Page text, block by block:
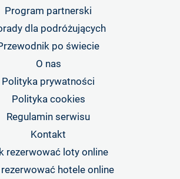
Program partnerski
dla podróżujących
po świecie
O nas
Polityka prywatności
Polityka cookies
Regulamin serwisu
Kontakt
rezerwować loty online
hotele online